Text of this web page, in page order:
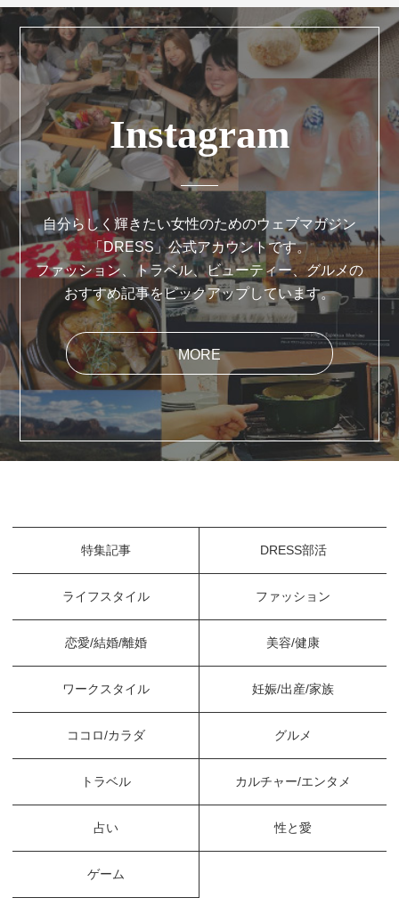
Instagram
自分らしく輝きたい女性のためのウェブマガジン
「DRESS」公式アカウントです。
ファッション、トラベル、ビューティー、グルメの
おすすめ記事をピックアップしています。
MORE
特集記事 DRESS部活
ライフスタイル ファッション
恋愛/結婚/離婚 美容/健康
ワークスタイル 妊娠/出産/家族
ココロ/カラダ グルメ
トラベル カルチャー/エンタメ
占い 性と愛
ゲーム